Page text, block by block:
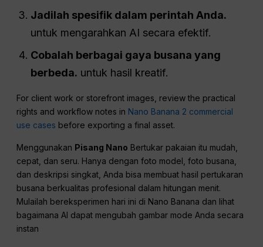
Jadilah spesifik dalam perintah Anda.
untuk mengarahkan AI secara efektif.
Cobalah berbagai gaya busana yang
berbeda. untuk hasil kreatif.
For client work or storefront images, review the practical
rights and workflow notes in Nano Banana 2 commercial
use cases before exporting a final asset.
Menggunakan Pisang Nano Bertukar pakaian itu mudah,
cepat, dan seru. Hanya dengan foto model, foto busana,
dan deskripsi singkat, Anda bisa membuat hasil pertukaran
busana berkualitas profesional dalam hitungan menit.
Mulailah bereksperimen hari ini di Nano Banana dan lihat
bagaimana AI dapat mengubah gambar mode Anda secara
instan